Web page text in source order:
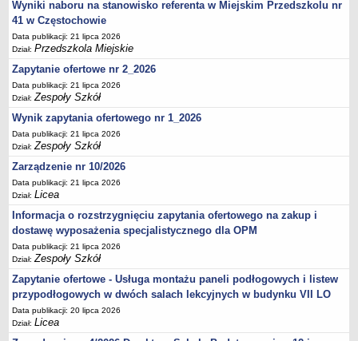
OCHRONA DANYCH OSOBOWYCH
Wyniki naboru na stanowisko referenta w Miejskim Przedszkolu nr
41 w Częstochowie
Data publikacji: 21 lipca 2026
Dział:Przedszkola Miejskie
Zapytanie ofertowe nr 2_2026
Data publikacji: 21 lipca 2026
Dział:Zespoły Szkół
Wynik zapytania ofertowego nr 1_2026
Data publikacji: 21 lipca 2026
Dział:Zespoły Szkół
Zarządzenie nr 10/2026
Data publikacji: 21 lipca 2026
Dział:Licea
Informacja o rozstrzygnięciu zapytania ofertowego na zakup i
dostawę wyposażenia specjalistycznego dla OPM
Data publikacji: 21 lipca 2026
Dział:Zespoły Szkół
Zapytanie ofertowe - Usługa montażu paneli podłogowych i listew
przypodłogowych w dwóch salach lekcyjnych w budynku VII LO
Data publikacji: 20 lipca 2026
Dział:Licea